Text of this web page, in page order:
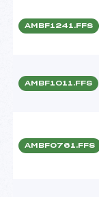
AMBF1241.FFS
AMBF1011.FFS
AMBF0761.FFS